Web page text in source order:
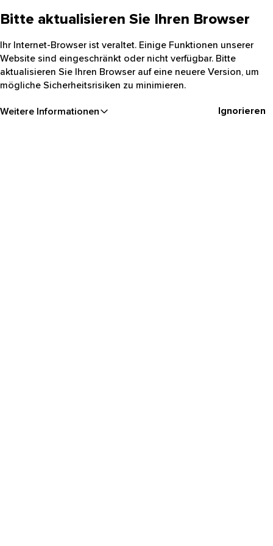
Bitte aktualisieren Sie Ihren Browser
Ihr Internet-Browser ist veraltet. Einige Funktionen unserer
Website sind eingeschränkt oder nicht verfügbar. Bitte
aktualisieren Sie Ihren Browser auf eine neuere Version, um
mögliche Sicherheitsrisiken zu minimieren.
Weitere Informationen Ignorieren